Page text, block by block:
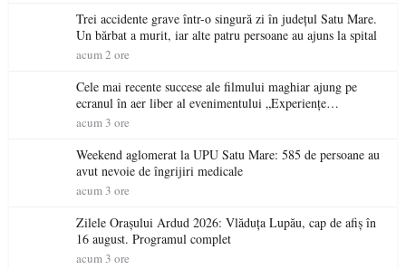
Trei accidente grave într-o singură zi în județul Satu Mare.
Un bărbat a murit, iar alte patru persoane au ajuns la spital
acum 2 ore
Cele mai recente succese ale filmului maghiar ajung pe
ecranul în aer liber al evenimentului „Experiențe
cinematografice Partium”
acum 3 ore
Weekend aglomerat la UPU Satu Mare: 585 de persoane au
avut nevoie de îngrijiri medicale
acum 3 ore
Zilele Orașului Ardud 2026: Vlăduța Lupău, cap de afiș în
16 august. Programul complet
acum 3 ore